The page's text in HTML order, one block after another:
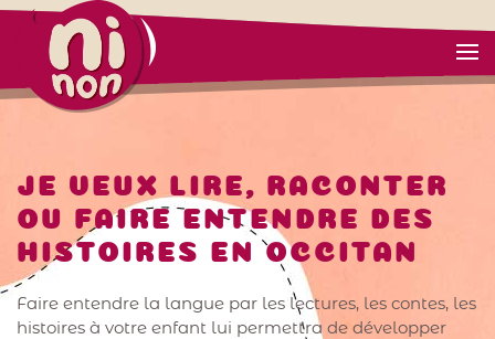
JE VEUX LIRE, RACONTER
OU FAIRE ENTENDRE DES
HISTOIRES EN OCCITAN
Faire entendre la langue par les lectures, les contes, les
histoires à votre enfant lui permettra de développer